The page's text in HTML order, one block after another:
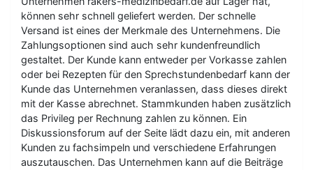
können sehr schnell geliefert werden. Der schnelle
Versand ist eines der Merkmale des Unternehmens. Die
Zahlungsoptionen sind auch sehr kundenfreundlich
gestaltet. Der Kunde kann entweder per Vorkasse zahlen
oder bei Rezepten für den Sprechstundenbedarf kann der
Kunde das Unternehmen veranlassen, dass dieses direkt
mit der Kasse abrechnet. Stammkunden haben zusätzlich
das Privileg per Rechnung zahlen zu können. Ein
Diskussionsforum auf der Seite lädt dazu ein, mit anderen
Kunden zu fachsimpeln und verschiedene Erfahrungen
auszutauschen. Das Unternehmen kann auf die Beiträge